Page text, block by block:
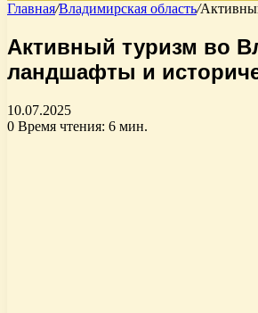
Главная/Владимирская область/
Активный туризм во
ландшафты и
10.07.2025
0 Время чтения: 6 мин.